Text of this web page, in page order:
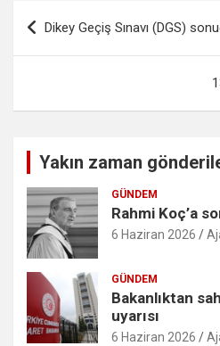
Yazı
gezinmesi
Dikey Geçiş Sınavı (DGS)
Yakın zaman
GÜNDEM
Rahmi Koç’a
6 Haziran 2026
GÜNDEM
Bakanlıktan
uyarısı
6 Haziran 2026